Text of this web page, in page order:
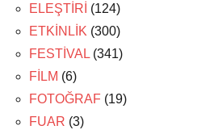
ELEŞTİRİ (124)
ETKİNLİK (300)
FESTİVAL (341)
FİLM (6)
FOTOĞRAF (19)
FUAR (3)